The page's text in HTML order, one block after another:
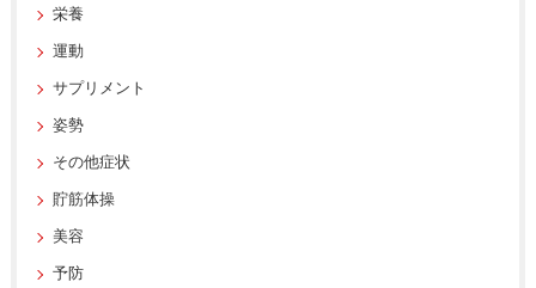
栄養
運動
サプリメント
姿勢
その他症状
貯筋体操
美容
予防